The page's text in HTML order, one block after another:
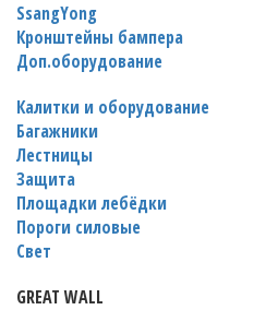
SsangYong
Кронштейны бампера
Доп.оборудование
Калитки и оборудование
Багажники
Лестницы
Защита
Площадки лебёдки
Пороги силовые
Свет
GREAT WALL